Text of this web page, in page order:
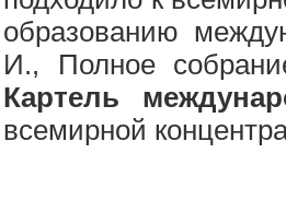
образованию
И., Полное
Картель
всемирной